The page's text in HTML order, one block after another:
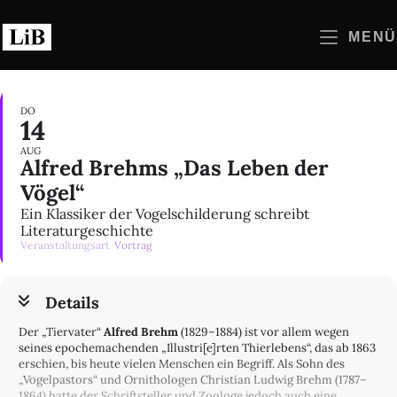
Inhalt
springen
MENÜ
DO
14
AUG
Alfred Brehms „Das Leben der
Vögel“
Ein Klassiker der Vogelschilderung schreibt
Literaturgeschichte
Veranstaltungsart Vortrag
Details
Der „Tiervater“Alfred Brehm(1829–1884) ist vor allem wegen
seines epochemachenden „Illustri[e]rten Thierlebens“, das ab 1863
erschien, bis heute vielen Menschen ein Begriff. Als Sohn des
„Vogelpastors“ und Ornithologen Christian Ludwig Brehm (1787–